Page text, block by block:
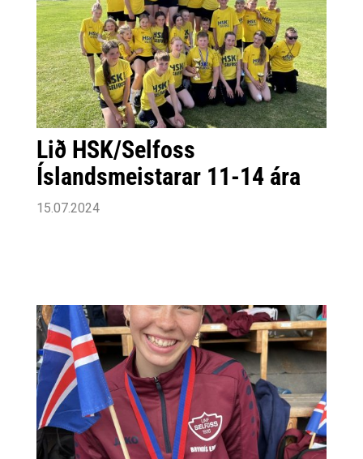
Lið HSK/Selfoss
Íslandsmeistarar 11-14 ára
15.07.2024